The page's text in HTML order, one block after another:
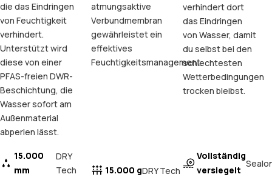
die das Eindringen
von Feuchtigkeit
verhindert.
Unterstützt wird
diese von einer
PFAS-freien DWR-
Beschichtung, die
Wasser sofort am
Außenmaterial
abperlen lässt.
15.000
mm
DRY
Tech
atmungsaktive
Verbundmembran
gewährleistet ein
effektives
Feuchtigkeitsmanagement.
15.000 gDRY Tech
verhindert dort
das Eindringen
von Wasser, damit
du selbst bei den
schlechtesten
Wetterbedingungen
trocken bleibst.
Vollständig
versiegelt